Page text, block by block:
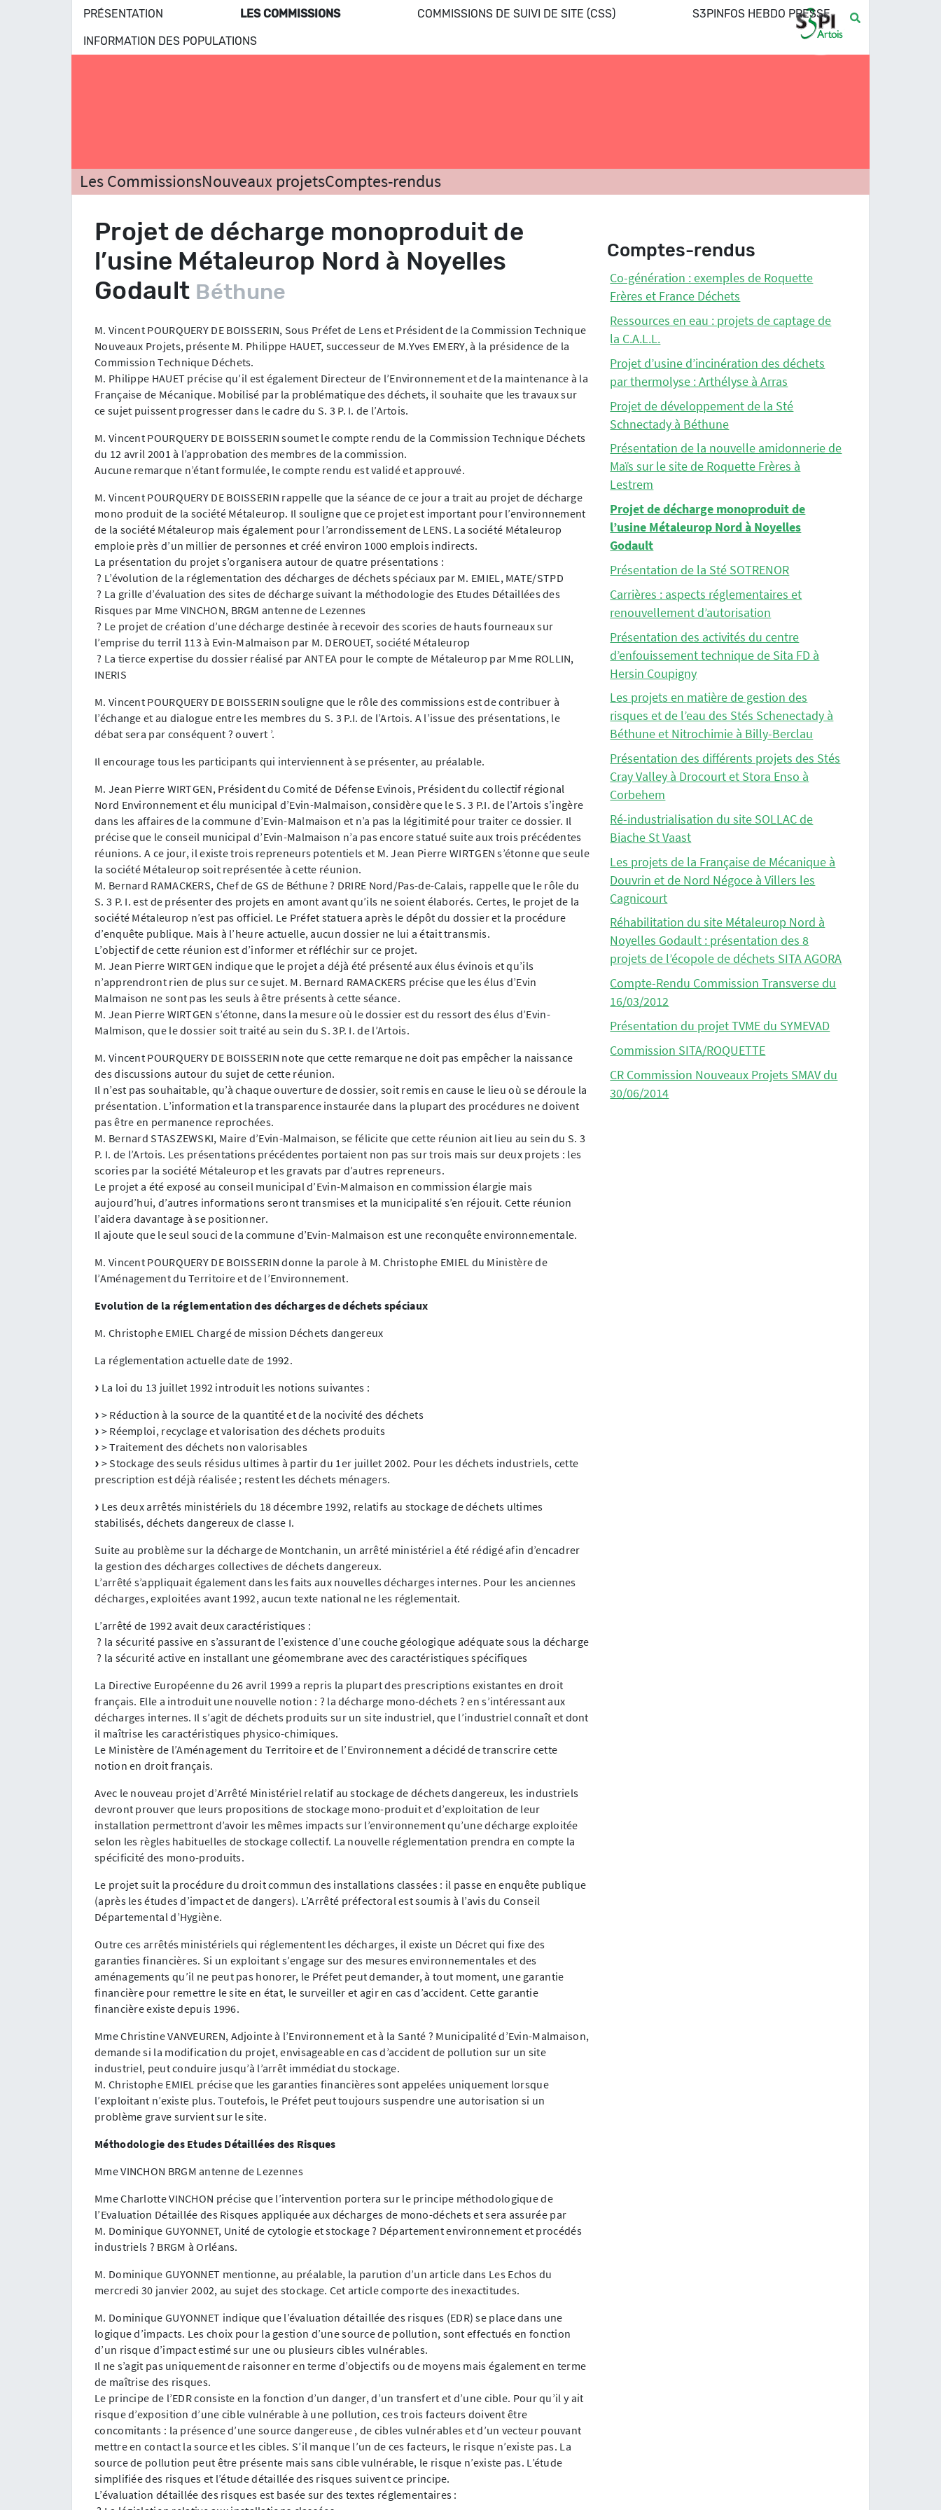
PRÉSENTATION LES COMMISSIONS COMMISSIONS DE SUIVI DE SITE (CSS) S3PINFOS HEBDO PRESSE
INFORMATION DES POPULATIONS
Les CommissionsNouveaux projetsComptes-rendus
Projet de décharge monoproduit de
l’usine Métaleurop Nord à Noyelles
Godault Béthune
M. Vincent POURQUERY DE BOISSERIN, Sous Préfet de Lens et Président de la Commission Technique
Nouveaux Projets, présente M. Philippe HAUET, successeur de M.Yves EMERY, à la présidence de la
Commission Technique Déchets.
M. Philippe HAUET précise qu’il est également Directeur de l’Environnement et de la maintenance à la
Française de Mécanique. Mobilisé par la problématique des déchets, il souhaite que les travaux sur
ce sujet puissent progresser dans le cadre du S. 3 P. I. de l’Artois.
M. Vincent POURQUERY DE BOISSERIN soumet le compte rendu de la Commission Technique Déchets
du 12 avril 2001 à l’approbation des membres de la commission.
Aucune remarque n’étant formulée, le compte rendu est validé et approuvé.
M. Vincent POURQUERY DE BOISSERIN rappelle que la séance de ce jour a trait au projet de décharge
mono produit de la société Métaleurop. Il souligne que ce projet est important pour l’environnement
de la société Métaleurop mais également pour l’arrondissement de LENS. La société Métaleurop
emploie près d’un millier de personnes et créé environ 1000 emplois indirects.
La présentation du projet s’organisera autour de quatre présentations :
? L’évolution de la réglementation des décharges de déchets spéciaux par M. EMIEL, MATE/STPD
? La grille d’évaluation des sites de décharge suivant la méthodologie des Etudes Détaillées des
Risques par Mme VINCHON, BRGM antenne de Lezennes
? Le projet de création d’une décharge destinée à recevoir des scories de hauts fourneaux sur
l’emprise du terril 113 à Evin-Malmaison par M. DEROUET, société Métaleurop
? La tierce expertise du dossier réalisé par ANTEA pour le compte de Métaleurop par Mme ROLLIN,
INERIS
M. Vincent POURQUERY DE BOISSERIN souligne que le rôle des commissions est de contribuer à
l’échange et au dialogue entre les membres du S. 3 P.I. de l’Artois. A l’issue des présentations, le
débat sera par conséquent ? ouvert ’.
Il encourage tous les participants qui interviennent à se présenter, au préalable.
M. Jean Pierre WIRTGEN, Président du Comité de Défense Evinois, Président du collectif régional
Nord Environnement et élu municipal d’Evin-Malmaison, considère que le S. 3 P.I. de l’Artois s’ingère
dans les affaires de la commune d’Evin-Malmaison et n’a pas la légitimité pour traiter ce dossier. Il
précise que le conseil municipal d’Evin-Malmaison n’a pas encore statué suite aux trois précédentes
réunions. A ce jour, il existe trois repreneurs potentiels et M. Jean Pierre WIRTGEN s’étonne que seule
la société Métaleurop soit représentée à cette réunion.
M. Bernard RAMACKERS, Chef de GS de Béthune ? DRIRE Nord/Pas-de-Calais, rappelle que le rôle du
S. 3 P. I. est de présenter des projets en amont avant qu’ils ne soient élaborés. Certes, le projet de la
société Métaleurop n’est pas officiel. Le Préfet statuera après le dépôt du dossier et la procédure
d’enquête publique. Mais à l’heure actuelle, aucun dossier ne lui a était transmis.
L’objectif de cette réunion est d’informer et réfléchir sur ce projet.
M. Jean Pierre WIRTGEN indique que le projet a déjà été présenté aux élus évinois et qu’ils
n’apprendront rien de plus sur ce sujet. M. Bernard RAMACKERS précise que les élus d’Evin
Malmaison ne sont pas les seuls à être présents à cette séance.
M. Jean Pierre WIRTGEN s’étonne, dans la mesure où le dossier est du ressort des élus d’Evin-
Malmison, que le dossier soit traité au sein du S. 3P. I. de l’Artois.
M. Vincent POURQUERY DE BOISSERIN note que cette remarque ne doit pas empêcher la naissance
des discussions autour du sujet de cette réunion.
Il n’est pas souhaitable, qu’à chaque ouverture de dossier, soit remis en cause le lieu où se déroule la
présentation. L’information et la transparence instaurée dans la plupart des procédures ne doivent
pas être en permanence reprochées.
M. Bernard STASZEWSKI, Maire d’Evin-Malmaison, se félicite que cette réunion ait lieu au sein du S. 3
P. I. de l’Artois. Les présentations précédentes portaient non pas sur trois mais sur deux projets : les
scories par la société Métaleurop et les gravats par d’autres repreneurs.
Le projet a été exposé au conseil municipal d’Evin-Malmaison en commission élargie mais
aujourd’hui, d’autres informations seront transmises et la municipalité s’en réjouit. Cette réunion
l’aidera davantage à se positionner.
Il ajoute que le seul souci de la commune d’Evin-Malmaison est une reconquête environnementale.
M. Vincent POURQUERY DE BOISSERIN donne la parole à M. Christophe EMIEL du Ministère de
l’Aménagement du Territoire et de l’Environnement.
Evolution de la réglementation des décharges de déchets spéciaux
M. Christophe EMIEL Chargé de mission Déchets dangereux
La réglementation actuelle date de 1992.
La loi du 13 juillet 1992 introduit les notions suivantes :
> Réduction à la source de la quantité et de la nocivité des déchets
> Réemploi, recyclage et valorisation des déchets produits
> Traitement des déchets non valorisables
> Stockage des seuls résidus ultimes à partir du 1er juillet 2002. Pour les déchets industriels, cette
prescription est déjà réalisée ; restent les déchets ménagers.
Les deux arrêtés ministériels du 18 décembre 1992, relatifs au stockage de déchets ultimes
stabilisés, déchets dangereux de classe I.
Suite au problème sur la décharge de Montchanin, un arrêté ministériel a été rédigé afin d’encadrer
la gestion des décharges collectives de déchets dangereux.
L’arrêté s’appliquait également dans les faits aux nouvelles décharges internes. Pour les anciennes
décharges, exploitées avant 1992, aucun texte national ne les réglementait.
L’arrêté de 1992 avait deux caractéristiques :
? la sécurité passive en s’assurant de l’existence d’une couche géologique adéquate sous la décharge
? la sécurité active en installant une géomembrane avec des caractéristiques spécifiques
La Directive Européenne du 26 avril 1999 a repris la plupart des prescriptions existantes en droit
français. Elle a introduit une nouvelle notion : ? la décharge mono-déchets ? en s’intéressant aux
décharges internes. Il s’agit de déchets produits sur un site industriel, que l’industriel connaît et dont
il maîtrise les caractéristiques physico-chimiques.
Le Ministère de l’Aménagement du Territoire et de l’Environnement a décidé de transcrire cette
notion en droit français.
Avec le nouveau projet d’Arrêté Ministériel relatif au stockage de déchets dangereux, les industriels
devront prouver que leurs propositions de stockage mono-produit et d’exploitation de leur
installation permettront d’avoir les mêmes impacts sur l’environnement qu’une décharge exploitée
selon les règles habituelles de stockage collectif. La nouvelle réglementation prendra en compte la
spécificité des mono-produits.
Le projet suit la procédure du droit commun des installations classées : il passe en enquête publique
(après les études d’impact et de dangers). L’Arrêté préfectoral est soumis à l’avis du Conseil
Départemental d’Hygiène.
Outre ces arrêtés ministériels qui réglementent les décharges, il existe un Décret qui fixe des
garanties financières. Si un exploitant s’engage sur des mesures environnementales et des
aménagements qu’il ne peut pas honorer, le Préfet peut demander, à tout moment, une garantie
financière pour remettre le site en état, le surveiller et agir en cas d’accident. Cette garantie
financière existe depuis 1996.
Mme Christine VANVEUREN, Adjointe à l’Environnement et à la Santé ? Municipalité d’Evin-Malmaison,
demande si la modification du projet, envisageable en cas d’accident de pollution sur un site
industriel, peut conduire jusqu’à l’arrêt immédiat du stockage.
M. Christophe EMIEL précise que les garanties financières sont appelées uniquement lorsque
l’exploitant n’existe plus. Toutefois, le Préfet peut toujours suspendre une autorisation si un
problème grave survient sur le site.
Méthodologie des Etudes Détaillées des Risques
Mme VINCHON BRGM antenne de Lezennes
Mme Charlotte VINCHON précise que l’intervention portera sur le principe méthodologique de
l’Evaluation Détaillée des Risques appliquée aux décharges de mono-déchets et sera assurée par
M. Dominique GUYONNET, Unité de cytologie et stockage ? Département environnement et procédés
industriels ? BRGM à Orléans.
M. Dominique GUYONNET mentionne, au préalable, la parution d’un article dans Les Echos du
mercredi 30 janvier 2002, au sujet des stockage. Cet article comporte des inexactitudes.
M. Dominique GUYONNET indique que l’évaluation détaillée des risques (EDR) se place dans une
logique d’impacts. Les choix pour la gestion d’une source de pollution, sont effectués en fonction
d’un risque d’impact estimé sur une ou plusieurs cibles vulnérables.
Il ne s’agit pas uniquement de raisonner en terme d’objectifs ou de moyens mais également en terme
de maîtrise des risques.
Le principe de l’EDR consiste en la fonction d’un danger, d’un transfert et d’une cible. Pour qu’il y ait
risque d’exposition d’une cible vulnérable à une pollution, ces trois facteurs doivent être
concomitants : la présence d’une source dangereuse , de cibles vulnérables et d’un vecteur pouvant
mettre en contact la source et les cibles. S’il manque l’un de ces facteurs, le risque n’existe pas. La
source de pollution peut être présente mais sans cible vulnérable, le risque n’existe pas. L’étude
simplifiée des risques et l’étude détaillée des risques suivent ce principe.
L’évaluation détaillée des risques est basée sur des textes réglementaires :
Comptes-rendus
Co-génération : exemples de Roquette
Frères et France Déchets
Ressources en eau : projets de captage de
la C.A.L.L.
Projet d’usine d’incinération des déchets
par thermolyse : Arthélyse à Arras
Projet de développement de la Sté
Schnectady à Béthune
Présentation de la nouvelle amidonnerie de
Maïs sur le site de Roquette Frères à
Lestrem
Projet de décharge monoproduit de
l’usine Métaleurop Nord à Noyelles
Godault
Présentation de la Sté SOTRENOR
Carrières : aspects réglementaires et
renouvellement d’autorisation
Présentation des activités du centre
d’enfouissement technique de Sita FD à
Hersin Coupigny
Les projets en matière de gestion des
risques et de l’eau des Stés Schenectady à
Béthune et Nitrochimie à Billy-Berclau
Présentation des différents projets des Stés
Cray Valley à Drocourt et Stora Enso à
Corbehem
Ré-industrialisation du site SOLLAC de
Biache St Vaast
Les projets de la Française de Mécanique à
Douvrin et de Nord Négoce à Villers les
Cagnicourt
Réhabilitation du site Métaleurop Nord à
Noyelles Godault : présentation des 8
projets de l’écopole de déchets SITA AGORA
Compte-Rendu Commission Transverse du
16/03/2012
Présentation du projet TVME du SYMEVAD
Commission SITA/ROQUETTE
CR Commission Nouveaux Projets SMAV du
30/06/2014